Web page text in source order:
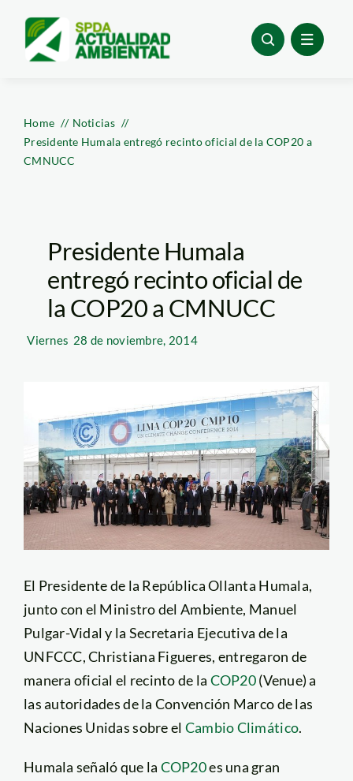
content
Home
Noticias
Presidente Humala entregó recinto oficial de la COP20 a
CMNUCC
Presidente Humala
entregó recinto oficial de
la COP20 a CMNUCC
Viernes 28 de noviembre, 2014
El Presidente de la República Ollanta Humala,
junto con el Ministro del Ambiente, Manuel
Pulgar-Vidal y la Secretaria Ejecutiva de la
UNFCCC, Christiana Figueres, entregaron de
manera oficial el recinto de la COP20(Venue) a
las autoridades de la Convención Marco de las
Naciones Unidas sobre el Cambio Climático.
Humala señaló que la COP20es una gran